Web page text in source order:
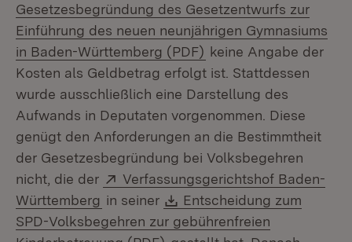
Gesetzesbegründung des Gesetzentwurfs zur
Einführung des neuen neunjährigen Gymnasiums
in Baden-Württemberg (PDF) (Öffnet in neuem
keine Angabe der
Kosten als Geldbetrag erfolgt ist. Stattdessen
wurde ausschließlich eine Darstellung des
Aufwands in Deputaten vorgenommen. Diese
genügt den Anforderungen an die Bestimmtheit
der Gesetzesbegründung bei Volksbegehren
nicht, die der
Extern:
Verfassungsgerichtshof Baden-
Württemberg (Öffnet in neuem Fenster)
in seiner Download:
Entscheidung zum
SPD-Volksbegehren zur gebührenfreien